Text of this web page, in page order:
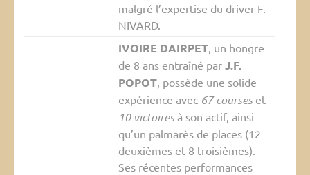
malgré l’expertise du driver F.
NIVARD.
IVOIRE DAIRPET, un hongre
de 8 ans entraîné par J.F.
POPOT, possède une solide
expérience avec 67 courseset
10 victoiresà son actif, ainsi
qu’un palmarès de places (12
deuxièmes et 8 troisièmes).
Ses récentes performances